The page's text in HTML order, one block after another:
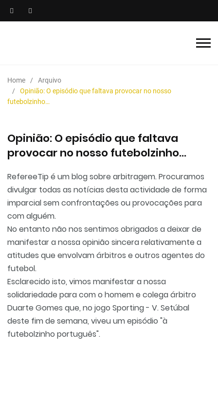
Home
Arquivo
Opinião: O episódio que faltava provocar no nosso
futebolzinho…
Opinião: O episódio que faltava
provocar no nosso futebolzinho…
RefereeTip é um blog sobre arbitragem. Procuramos
divulgar todas as notícias desta actividade de forma
imparcial sem confrontações ou provocações para
com alguém.
No entanto não nos sentimos obrigados a deixar de
manifestar a nossa opinião sincera relativamente a
atitudes que envolvam árbitros e outros agentes do
futebol.
Esclarecido isto, vimos manifestar a nossa
solidariedade para com o homem e colega árbitro
Duarte Gomes que, no jogo Sporting - V. Setúbal
deste fim de semana, viveu um episódio "à
futebolzinho português".